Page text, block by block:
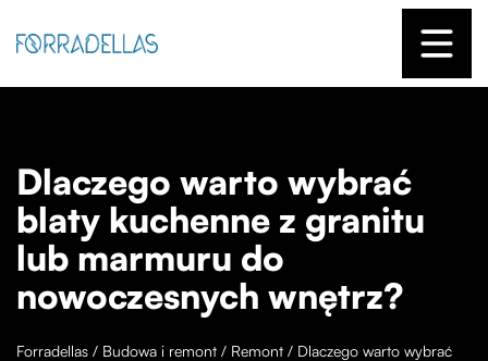
Dlaczego warto wybrać
blaty kuchenne z granitu
lub marmuru do
nowoczesnych wnętrz?
Forradellas / Budowa i remont / Remont / Dlaczego warto wybrać